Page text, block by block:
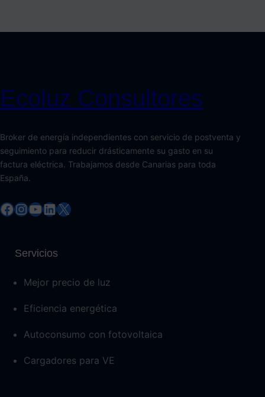
Ecoluz Consultores
Broker de energía independientes con servicio de postventa y
seguimiento para reducir drásticamente su gasto en su
factura eléctrica. Trabajamos desde Canarias para toda
España.
Facebook InstagramYouTube LinkedIn X
Servicios
Mejor precio de luz
Eficiencia energética
Autoconsumo con fotovoltaica
Cargadores para VE